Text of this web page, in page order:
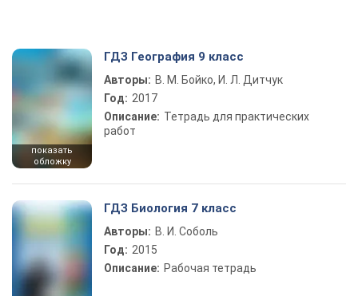
показать
обложку
ГДЗ География 9 класс
Авторы: В. М. Бойко, И. Л. Дитчук
Год: 2017
Описание: Тетрадь для практических
работ
ГДЗ Биология 7 класс
Авторы: В. И. Соболь
Год: 2015
Описание: Рабочая тетрадь